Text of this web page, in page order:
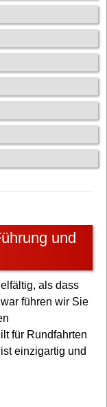
und
als dass
führen wir Sie
für Rundfahrten
einzigartig und